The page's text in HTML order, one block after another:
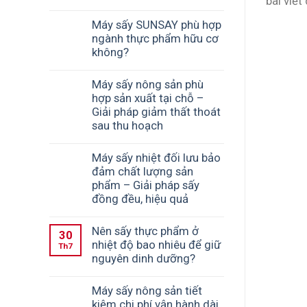
Máy sấy SUNSAY phù hợp
ngành thực phẩm hữu cơ
không?
Máy sấy nông sản phù
hợp sản xuất tại chỗ –
Giải pháp giảm thất thoát
sau thu hoạch
Máy sấy nhiệt đối lưu bảo
đảm chất lượng sản
phẩm – Giải pháp sấy
đồng đều, hiệu quả
30
Th7
Nên sấy thực phẩm ở
nhiệt độ bao nhiêu để giữ
nguyên dinh dưỡng?
Máy sấy nông sản tiết
kiệm chi phí vận hành dài